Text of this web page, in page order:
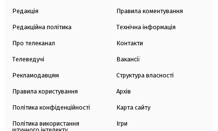
Редакція
Редакційна політика
Про телеканал
Телеведучі
Рекламодавцям
Правила користування
Політика конфіденційності
Політика використання
штучного інтелекту
Правила коментування
Технічна інформація
Контакти
Вакансії
Структура власності
Архів
Карта сайту
Ігри